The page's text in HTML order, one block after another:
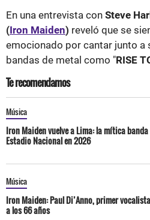
En una entrevista con Steve
(Iron Maiden) reveló que se
emocionado por cantar junto a
bandas de metal como "RISE
Te recomendamos
Música
Iron Maiden vuelve a Lima: la mítica
Estadio Nacional en 2026
Música
Iron Maiden: Paul Di’Anno, primer
a los 66 años